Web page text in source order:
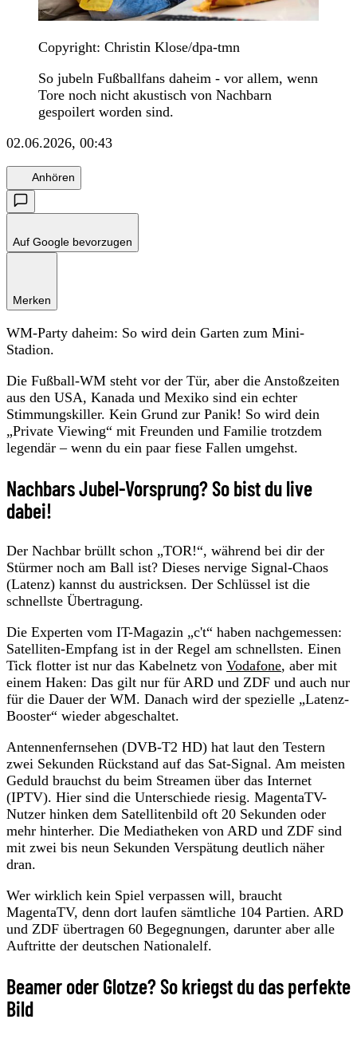
Copyright: Christin Klose/dpa-tmn
So jubeln Fußballfans daheim - vor allem, wenn
Tore noch nicht akustisch von Nachbarn
gespoilert worden sind.
02.06.2026, 00:43
Anhören
Auf Google bevorzugen
Merken
WM-Party daheim: So wird dein Garten zum Mini-
Stadion.
Die Fußball-WM steht vor der Tür, aber die Anstoßzeiten
aus den USA, Kanada und Mexiko sind ein echter
Stimmungskiller. Kein Grund zur Panik! So wird dein
„Private Viewing“ mit Freunden und Familie trotzdem
legendär – wenn du ein paar fiese Fallen umgehst.
Nachbars Jubel-Vorsprung? So bist du live
dabei!
Der Nachbar brüllt schon „TOR!“, während bei dir der
Stürmer noch am Ball ist? Dieses nervige Signal-Chaos
(Latenz) kannst du austricksen. Der Schlüssel ist die
schnellste Übertragung.
Die Experten vom IT-Magazin „c't“ haben nachgemessen:
Satelliten-Empfang ist in der Regel am schnellsten. Einen
Tick flotter ist nur das Kabelnetz von Vodafone, aber mit
einem Haken: Das gilt nur für ARD und ZDF und auch nur
für die Dauer der WM. Danach wird der spezielle „Latenz-
Booster“ wieder abgeschaltet.
Antennenfernsehen (DVB-T2 HD) hat laut den Testern
zwei Sekunden Rückstand auf das Sat-Signal. Am meisten
Geduld brauchst du beim Streamen über das Internet
(IPTV). Hier sind die Unterschiede riesig. MagentaTV-
Nutzer hinken dem Satellitenbild oft 20 Sekunden oder
mehr hinterher. Die Mediatheken von ARD und ZDF sind
mit zwei bis neun Sekunden Verspätung deutlich näher
dran.
Wer wirklich kein Spiel verpassen will, braucht
MagentaTV, denn dort laufen sämtliche 104 Partien. ARD
und ZDF übertragen 60 Begegnungen, darunter aber alle
Auftritte der deutschen Nationalelf.
Beamer oder Glotze? So kriegst du das perfekte
Bild